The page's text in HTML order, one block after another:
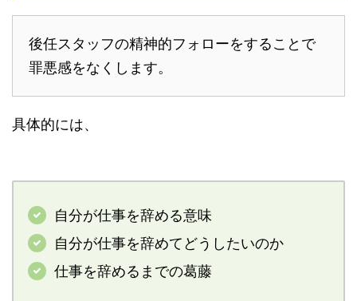
後任スタッフの精神的フォローをすることで
罪悪感をなくします。
具体的には、
自分が仕事を辞める意味
自分が仕事を辞めてどうしたいのか
仕事を辞めるまでの葛藤